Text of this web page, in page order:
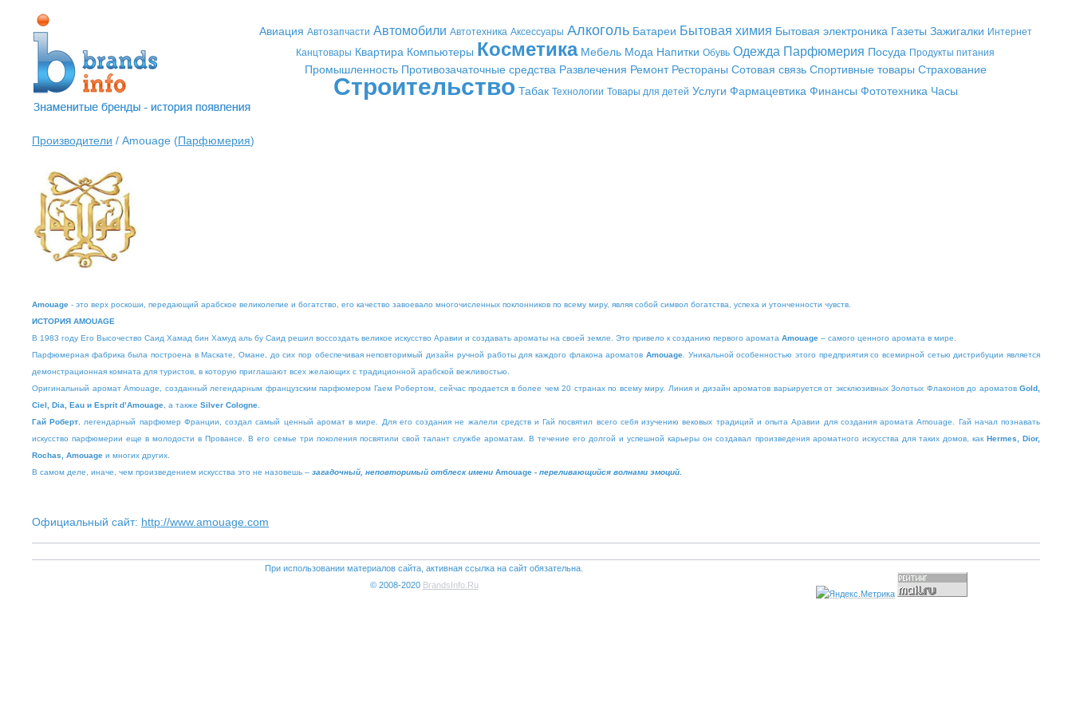
Авиация Автозапчасти Автомобили Автотехника Аксессуары Алкоголь Батареи Бытовая химия Бытовая электроника Газеты Зажигалки Интернет
Канцтовары Квартира Компьютеры Косметика Мебель Мода Напитки Обувь Одежда Парфюмерия Посуда Продукты питания
Промышленность Противозачаточные средства Развлечения Ремонт Рестораны Сотовая связь Спортивные товары Страхование
Строительство Табак Технологии Товары для детей Услуги Фармацевтика Финансы Фототехника Часы
Производители / Amouage (Парфюмерия)
Amouage - это верх роскоши, передающий арабское великолепие и богатство, его качество завоевало многочисленных поклонников по всему миру, являя собой символ богатства, успеха и утонченности чувств.
ИСТОРИЯ AMOUAGE
В 1983 году Его Высочество Саид Хамад бин Хамуд аль бу Саид решил воссоздать великое искусство Аравии и создавать ароматы на своей земле. Это привело к созданию первого аромата Amouage – самого ценного аромата в мире.
Парфюмерная фабрика была построена в Маскате, Омане, до сих пор обеспечивая неповторимый дизайн ручной работы для каждого флакона ароматов Amouage. Уникальной особенностью этого предприятия со всемирной сетью дистрибуции является
демонстрационная комната для туристов, в которую приглашают всех желающих с традиционной арабской вежливостью.
Оригинальный аромат Amouage, созданный легендарным французским парфюмером Гаем Робертом, сейчас продается в более чем 20 странах по всему миру. Линия и дизайн ароматов варьируется от эксклюзивных Золотых Флаконов до ароматов Gold,
Ciel, Dia, Eau и Esprit d’Amouage , а также Silver Cologne
Гай Роберт , легендарный парфюмер Франции, создал самый ценный аромат в мире. Для его создания не жалели средств и Гай посвятил всего себя изучению вековых традиций и опыта Аравии для создания аромата Amouage. Гай начал познавать
искусство парфюмерии еще в молодости в Провансе. В его семье три поколения посвятили свой талант службе ароматам. В течение его долгой и успешной карьеры он создавал произведения ароматного искусства для таких домов, как Hermes, Dior,
Rochas, Amouage и многих других.
В самом деле, иначе, чем произведением искусства это не назовешь – загадочный, неповторимый отблеск имени Amouage - переливающийся волнами эмоций.
Официальный сайт: http://www.amouage.com
При использовании материалов сайта, активная ссылка на сайт обязательна.
© 2008-2020 BrandsInfo.Ru